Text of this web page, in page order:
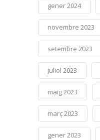
gener 2024
novembre 2023
setembre 2023
juliol 2023
maig 2023
març 2023
gener 2023